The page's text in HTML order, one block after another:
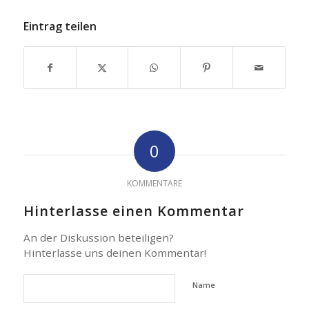
Eintrag teilen
0
KOMMENTARE
Hinterlasse einen Kommentar
An der Diskussion beteiligen?
Hinterlasse uns deinen Kommentar!
Name